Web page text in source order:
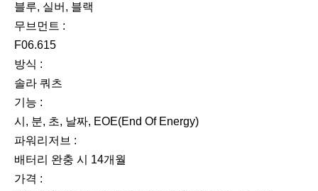
블루, 실버, 블랙
무브먼트 :
F06.615
방식 :
솔라 쿼츠
기능 :
시, 분, 초, 날짜, EOE(End Of Energy)
파워리저브 :
배터리 완충 시 14개월
가격 :